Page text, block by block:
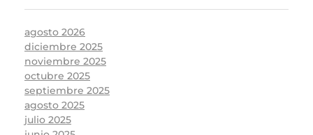
agosto 2026
diciembre 2025
noviembre 2025
octubre 2025
septiembre 2025
agosto 2025
julio 2025